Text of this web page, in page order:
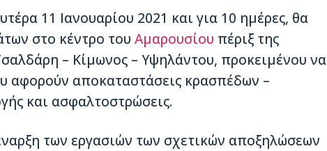
11 Ιανουαρίου 2021 και για 10 ημέρες, θα
στο κέντρο του Αμαρουσίου πέριξ της
– Κίμωνος – Υψηλάντου, προκειμένου να
αφορούν αποκαταστάσεις κρασπέδων –
και ασφαλτοστρώσεις.
των εργασιών των σχετικών αποξηλώσεων